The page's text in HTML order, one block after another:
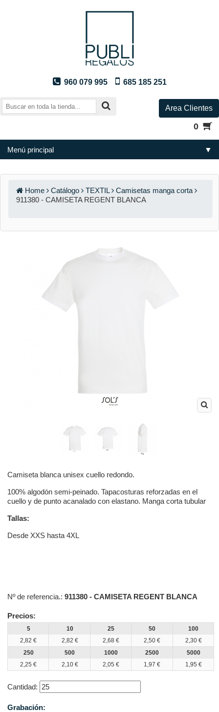
960 079 995 685 185 251
Area Clientes
0
Menú principal ▼
Home Catálogo TEXTIL
Camisetas manga corta
911380 - CAMISETA REGENT BLANCA
Camiseta blanca unisex cuello redondo.
100% algodón semi-peinado. Tapacosturas reforzadas en el
cuello y de punto acanalado con elastano. Manga corta tubular
Tallas:
Desde XXS hasta 4XL
Nº de referencia.: 911380 - CAMISETA REGENT BLANCA
Precios:
5
2,82 €
10
2,82 €
25
2,68 €
50
2,50 €
100
2,30 €
250
2,25 €
500
2,10 €
1000
2,05 €
2500
1,97 €
5000
1,95 €
Cantidad:
Grabación: